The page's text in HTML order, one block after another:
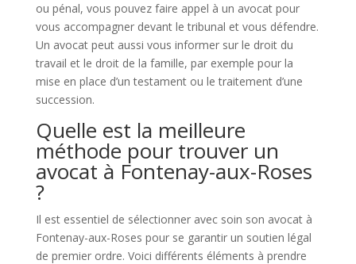
ou pénal, vous pouvez faire appel à un avocat pour
vous accompagner devant le tribunal et vous défendre.
Un avocat peut aussi vous informer sur le droit du
travail et le droit de la famille, par exemple pour la
mise en place d’un testament ou le traitement d’une
succession.
Quelle est la meilleure
méthode pour trouver un
avocat à Fontenay-aux-Roses
?
Il est essentiel de sélectionner avec soin son avocat à
Fontenay-aux-Roses pour se garantir un soutien légal
de premier ordre. Voici différents éléments à prendre